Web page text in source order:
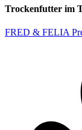
Trockenfutter im
FRED & FELIA